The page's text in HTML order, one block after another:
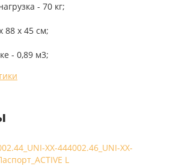
- 70 кг;
88 x 45 см;
- 0,89 м3;
XX-444002.46_UNI-XX-
L